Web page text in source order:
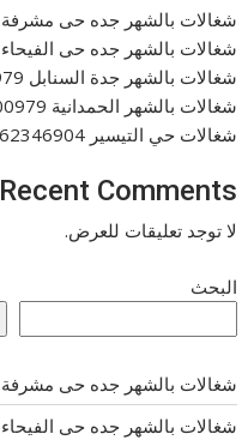
شغالات بالشهر جده حى مشرفة 0577265649
شغالات بالشهر جده حى الفيحاء 0577265649
شغالات بالشهر جدة السنابل 0571400979
شغالات بالشهر الحمدانية 0571400979
شغالات حي التيسير 0562346904
Recent Comments
لا توجد تعليقات للعرض.
البحث
شغالات بالشهر جده حى مشرفة 0577265649
شغالات بالشهر جده حى الفيحاء 0577265649